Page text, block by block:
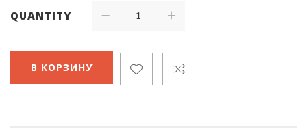
QUANTITY
В КОРЗИНУ